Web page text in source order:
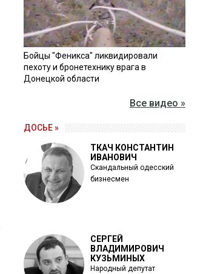
Бойцы "Феникса" ликвидировали
пехоту и бронетехнику врага в
Донецкой области
Все видео »
ДОСЬЕ »
ТКАЧ КОНСТАНТИН
ИВАНОВИЧ
Скандальный одесский
бизнесмен
СЕРГЕЙ
ВЛАДИМИРОВИЧ
КУЗЬМИНЫХ
Народный депутат